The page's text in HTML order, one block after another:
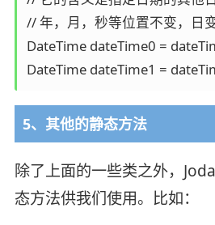
// 年，月，秒等位置不变，日
DateTime dateTime0 =
5、其他的静态方法
除了上面的一些类之外，
态方法供我们使用。比如：